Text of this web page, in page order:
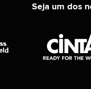
Seja um dos